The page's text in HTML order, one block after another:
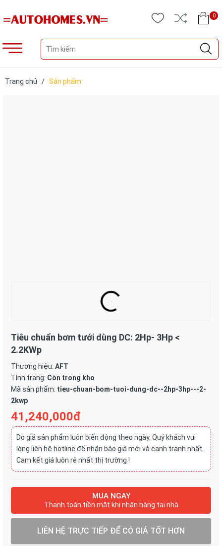
0
Trang chủ / Sản phẩm
Tiêu chuẩn bơm tưới dùng DC: 2Hp- 3Hp <
2.2KWp
Thương hiệu: AFT
Tình trạng: Còn trong kho
Mã sản phẩm: tieu-chuan-bom-tuoi-dung-dc--2hp-3hp---2-
2kwp
41,240,000đ
Do giá sản phẩm luôn biến động theo ngày. Quý khách vui
lòng liên hệ hotline để nhận báo giá mới và cạnh tranh nhất.
Cam kết giá luôn rẻ nhất thị trường !
MUA NGAY
Thanh toán tiền mặt khi nhận hàng tại nhà
LIÊN HỆ TRỰC TIẾP ĐỂ CÓ GIÁ TỐT HƠN